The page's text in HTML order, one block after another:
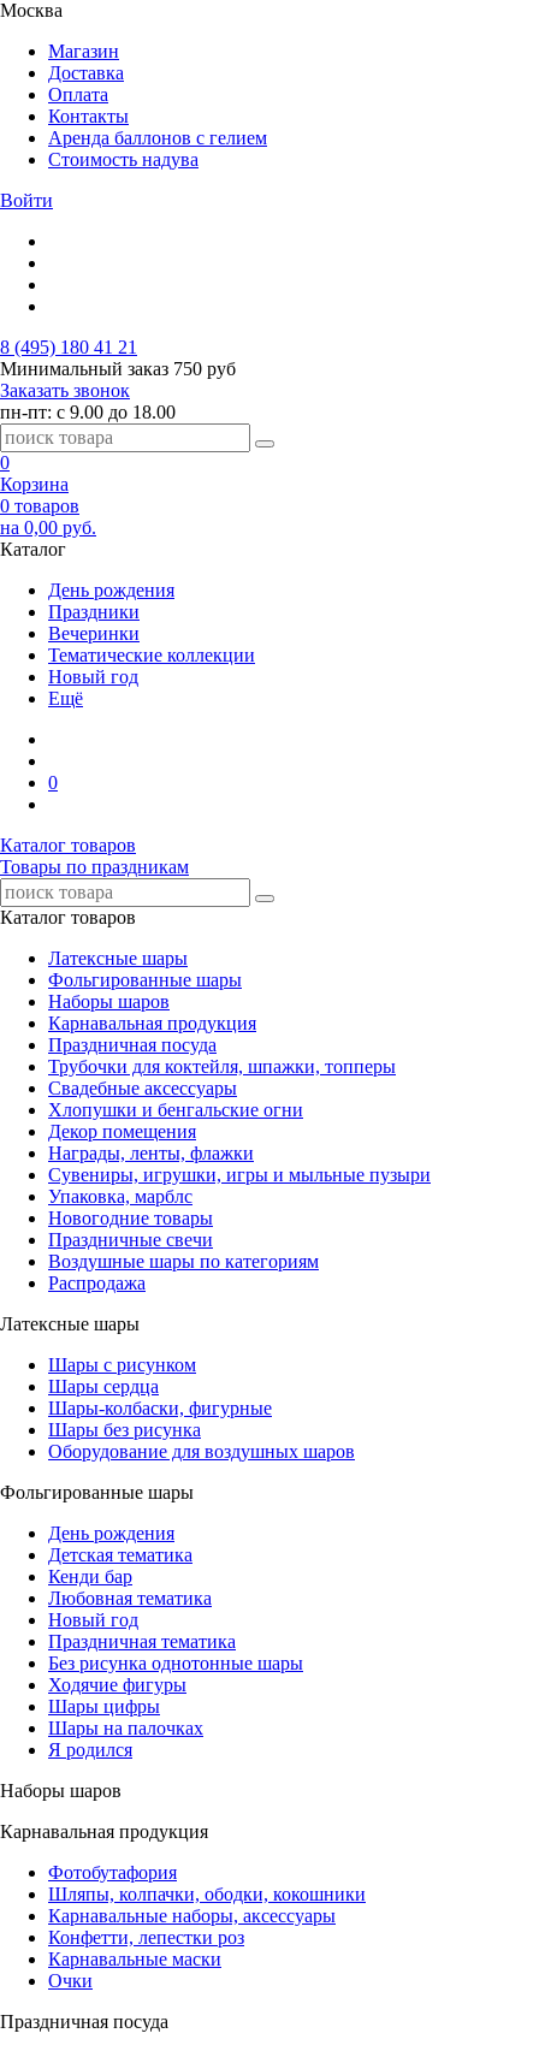
Москва
Магазин
Доставка
Оплата
Контакты
Аренда баллонов с гелием
Стоимость надува
Войти
8 (495) 180 41 21
Минимальный заказ 750 руб
Заказать звонок
пн-пт: с 9.00 до 18.00
0
Корзина
0 товаров
на 0,00 руб.
Каталог
День рождения
Праздники
Вечеринки
Тематические коллекции
Новый год
Ещё
0
Каталог товаров
Товары по праздникам
Каталог товаров
Латексные шары
Фольгированные шары
Наборы шаров
Карнавальная продукция
Праздничная посуда
Трубочки для коктейля, шпажки, топперы
Свадебные аксессуары
Хлопушки и бенгальские огни
Декор помещения
Награды, ленты, флажки
Сувениры, игрушки, игры и мыльные пузыри
Упаковка, марблс
Новогодние товары
Праздничные свечи
Воздушные шары по категориям
Распродажа
Латексные шары
Шары с рисунком
Шары сердца
Шары-колбаски, фигурные
Шары без рисунка
Оборудование для воздушных шаров
Фольгированные шары
День рождения
Детская тематика
Кенди бар
Любовная тематика
Новый год
Праздничная тематика
Без рисунка однотонные шары
Ходячие фигуры
Шары цифры
Шары на палочках
Я родился
Наборы шаров
Карнавальная продукция
Фотобутафория
Шляпы, колпачки, ободки, кокошники
Карнавальные наборы, аксессуары
Конфетти, лепестки роз
Карнавальные маски
Очки
Праздничная посуда